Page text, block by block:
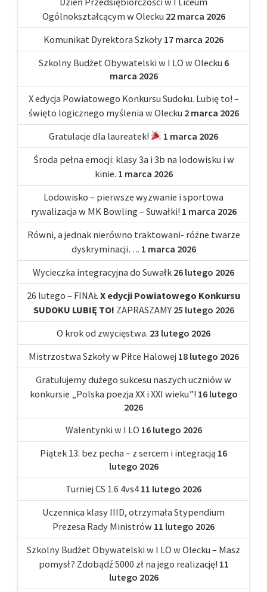
Ogólnokształcącym w Olecku 22 marca 2026
Komunikat Dyrektora Szkoły 17 marca 2026
Szkolny Budżet Obywatelski w I LO w Olecku 6
marca 2026
X edycja Powiatowego Konkursu Sudoku. Lubię to! –
święto logicznego myślenia w Olecku 2 marca 2026
Gratulacje dla laureatek!
1 marca 2026
Środa pełna emocji: klasy 3a i 3b na lodowisku i w
kinie. 1 marca 2026
Lodowisko – pierwsze wyzwanie i sportowa
rywalizacja w MK Bowling – Suwałki! 1 marca 2026
Równi, a jednak nierówno traktowani- różne twarze
dyskryminacji…. 1 marca 2026
Wycieczka integracyjna do Suwałk 26 lutego 2026
26 lutego – FINAŁ X edycji Powiatowego Konkursu
SUDOKU LUBIĘ TO! ZAPRASZAMY 25 lutego 2026
O krok od zwycięstwa. 23 lutego 2026
Mistrzostwa Szkoły w Piłce Halowej 18 lutego 2026
Gratulujemy dużego sukcesu naszych uczniów w
konkursie „Polska poezja XX i XXI wieku”! 16 lutego
2026
Walentynki w I LO 16 lutego 2026
Piątek 13. bez pecha – z sercem i integracją 16
lutego 2026
Turniej CS 1.6 4vs4 11 lutego 2026
Uczennica klasy IIID, otrzymała Stypendium
Prezesa Rady Ministrów 11 lutego 2026
Szkolny Budżet Obywatelski w I LO w Olecku – Masz
pomysł? Zdobądź 5000 zł na jego realizację! 11
lutego 2026